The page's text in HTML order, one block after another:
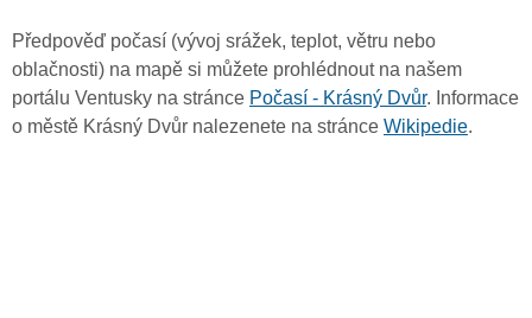
Předpověď počasí (vývoj srážek, teplot, větru nebo
oblačnosti) na mapě si můžete prohlédnout na našem
portálu Ventusky na stránce Počasí - Krásný Dvůr. Informace
o městě Krásný Dvůr nalezenete na stránce Wikipedie.